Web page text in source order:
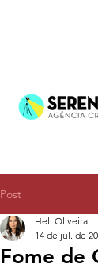
Post
Fome de
Heli Oliveira
14 de jul. de